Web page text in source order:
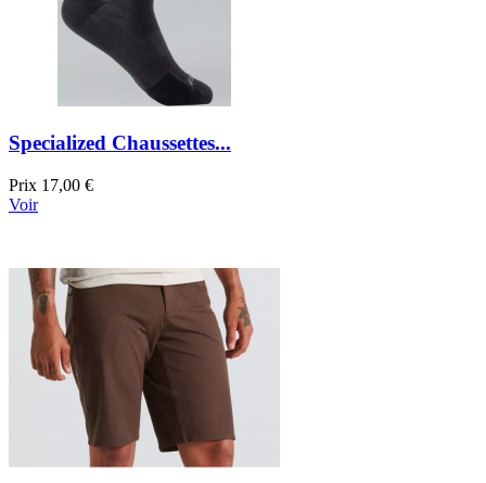
Specialized Chaussettes...
Prix 17,00 €
Voir